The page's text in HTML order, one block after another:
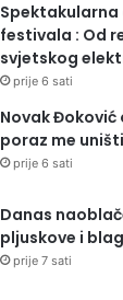
Spektakularna
festivala : Od
svjetskog
prije 6 sati
Novak Đoković
poraz me
prije 6 sati
Danas
pljuskove i
prije 7 sati